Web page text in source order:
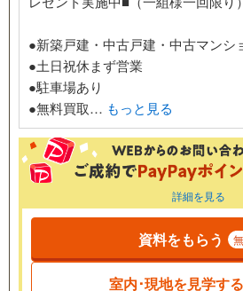
●新築戸建・中古戸建・中古マンシ
●土日祝休まず営業
●駐車場あり
●無料買取… もっと見る
詳細を見る
資料をもらう
室内･現地を見学する